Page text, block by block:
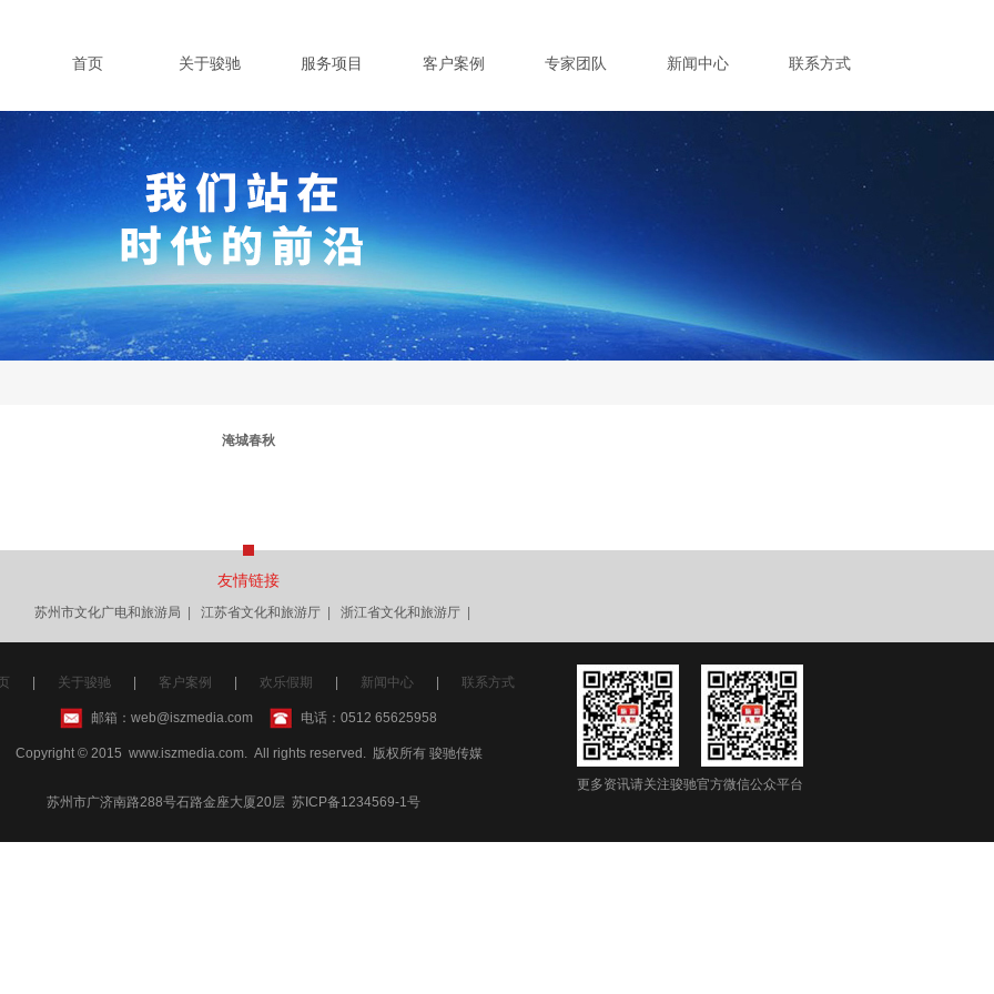
首页 关于骏驰 服务项目 客户案例 专家团队 新闻中心 联系方式
淹城春秋
友情链接
苏州市文化广电和旅游局 江苏省文化和旅游厅 浙江省文化和旅游厅
关于骏驰 客户案例 欢乐假期 新闻中心 联系方式
邮箱：web@iszmedia.com 电话：0512 65625958
Copyright © 2015 www.iszmedia.com. All rights reserved. 版权所有 骏驰传媒
苏州市广济南路288号石路金座大厦20层 苏ICP备1234569-1号
更多资讯请关注骏驰官方微信公众平台